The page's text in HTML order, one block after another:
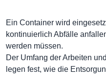
Ein Container wird
kontinuierlich Abfälle
werden müssen.
Der Umfang der Arbeiten
legen fest, wie die